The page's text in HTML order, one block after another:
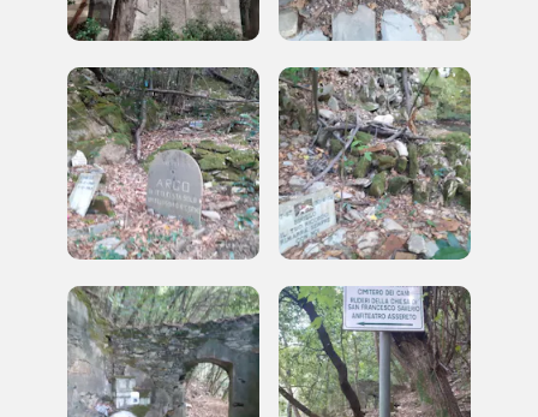
nei Beni FAI tutto l'anno
Gratis Milano
Tutto questo non
sarebbe possibile